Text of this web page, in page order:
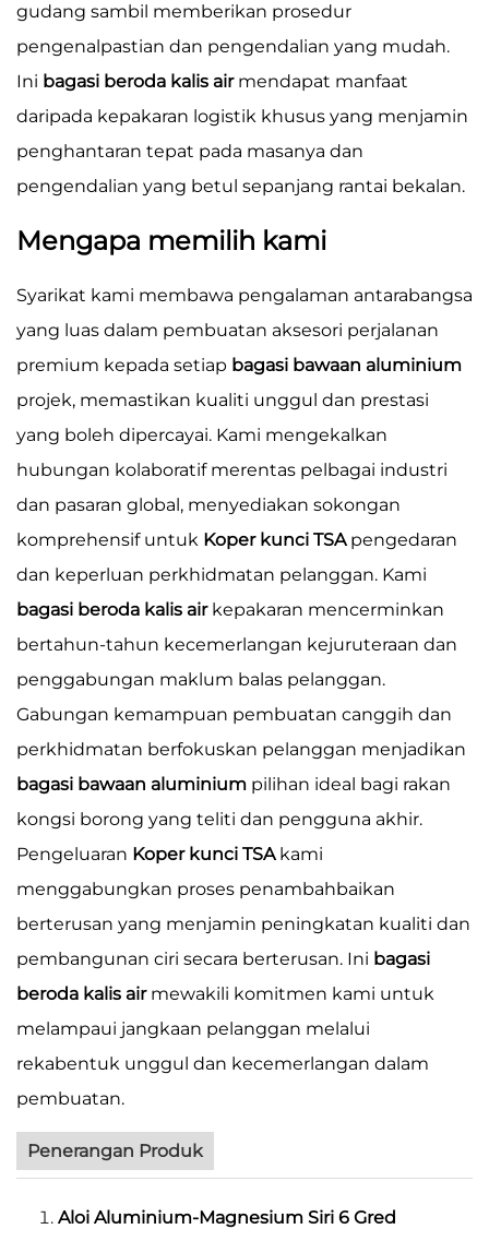
gudang sambil memberikan prosedur
pengenalpastian dan pengendalian yang mudah.
Ini bagasi beroda kalis air mendapat manfaat
daripada kepakaran logistik khusus yang menjamin
penghantaran tepat pada masanya dan
pengendalian yang betul sepanjang rantai bekalan.
Mengapa memilih kami
Syarikat kami membawa pengalaman antarabangsa
yang luas dalam pembuatan aksesori perjalanan
premium kepada setiap bagasi bawaan aluminium
projek, memastikan kualiti unggul dan prestasi
yang boleh dipercayai. Kami mengekalkan
hubungan kolaboratif merentas pelbagai industri
dan pasaran global, menyediakan sokongan
komprehensif untuk Koper kunci TSA pengedaran
dan keperluan perkhidmatan pelanggan. Kami
bagasi beroda kalis air kepakaran mencerminkan
bertahun-tahun kecemerlangan kejuruteraan dan
penggabungan maklum balas pelanggan.
Gabungan kemampuan pembuatan canggih dan
perkhidmatan berfokuskan pelanggan menjadikan
bagasi bawaan aluminium pilihan ideal bagi rakan
kongsi borong yang teliti dan pengguna akhir.
Pengeluaran Koper kunci TSA kami
menggabungkan proses penambahbaikan
berterusan yang menjamin peningkatan kualiti dan
pembangunan ciri secara berterusan. Ini bagasi
beroda kalis air mewakili komitmen kami untuk
melampaui jangkaan pelanggan melalui
rekabentuk unggul dan kecemerlangan dalam
pembuatan.
Penerangan Produk
Aloi Aluminium-Magnesium Siri 6 Gred